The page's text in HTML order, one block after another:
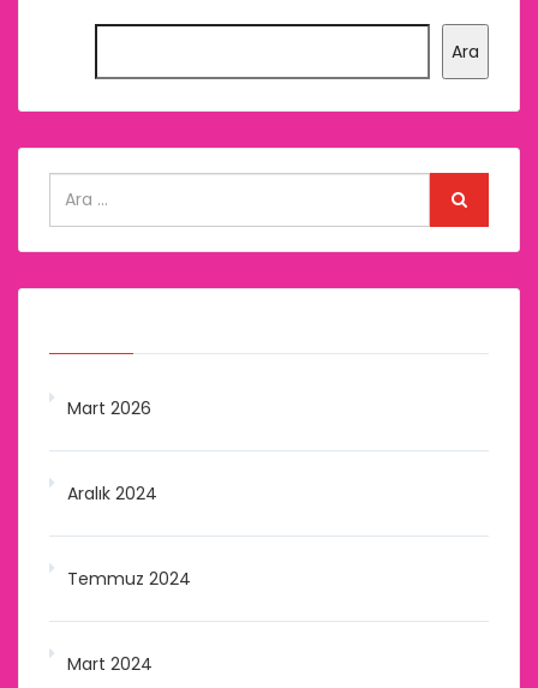
Ara
Mart 2026
Aralık 2024
Temmuz 2024
Mart 2024